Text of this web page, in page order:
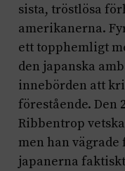
sista, tröstlösa
amerikanerna.
ett topphemligt
den japanska
innebörden att
förestående. Den
Ribbentrop
men han
japanerna